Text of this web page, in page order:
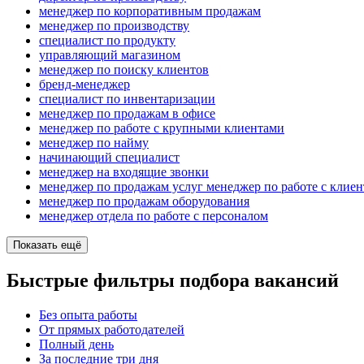
менеджер по корпоративным продажам
менеджер по производству
специалист по продукту
управляющий магазином
менеджер по поиску клиентов
бренд-менеджер
специалист по инвентаризации
менеджер по продажам в офисе
менеджер по работе с крупными клиентами
менеджер по найму
начинающий специалист
менеджер на входящие звонки
менеджер по продажам услуг менеджер по работе с
менеджер по продажам оборудования
менеджер отдела по работе с персоналом
Показать ещё
Быстрые фильтры подбора вакансий
Без опыта работы
От прямых работодателей
Полный день
За последние три дня